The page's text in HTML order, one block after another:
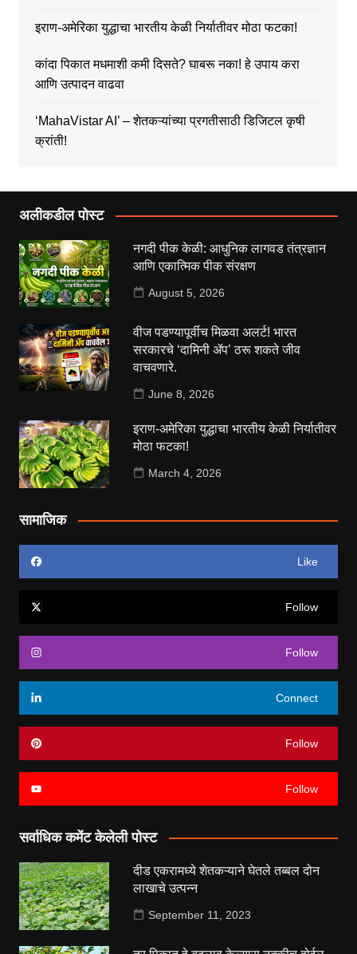
इराण-अमेरिका युद्धाचा भारतीय केळी निर्यातीवर मोठा फटका!
कांदा पिकात मधमाशी कमी दिसते? घाबरू नका! हे उपाय करा
आणि उत्पादन वाढवा
‘MahaVistar AI’ – शेतकऱ्यांच्या प्रगतीसाठी डिजिटल कृषी
क्रांती!
अलीकडील पोस्ट
नगदी पीक केळी: आधुनिक लागवड तंत्रज्ञान
आणि एकात्मिक पीक संरक्षण
August 5, 2026
वीज पडण्यापूर्वीच मिळवा अलर्ट! भारत
सरकारचे ‘दामिनी ॲप’ ठरू शकते जीव
वाचवणारे.
June 8, 2026
इराण-अमेरिका युद्धाचा भारतीय केळी निर्यातीवर
मोठा फटका!
March 4, 2026
सामाजिक
Like
Follow
Follow
Connect
Follow
Follow
सर्वाधिक कमेंट केलेली पोस्ट
दीड एकरामध्ये शेतकऱ्याने घेतले तब्बल दोन
लाखाचे उत्पन्न
September 11, 2023